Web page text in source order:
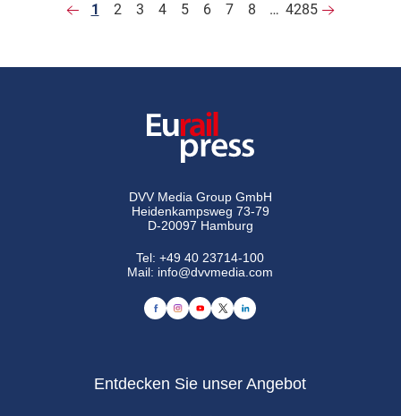
1 2 3 4 5 6 7 8 … 4285
DVV Media Group GmbH
Heidenkampsweg 73-79
D-20097 Hamburg
Tel:+49 40 23714-100
Mail: info@dvvmedia.com
Entdecken Sie unser Angebot